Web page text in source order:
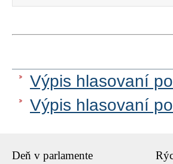
Výpis hlasovaní
Výpis hlasovaní
Deň v parlamente